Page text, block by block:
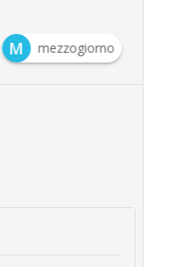
M mezzogiorno